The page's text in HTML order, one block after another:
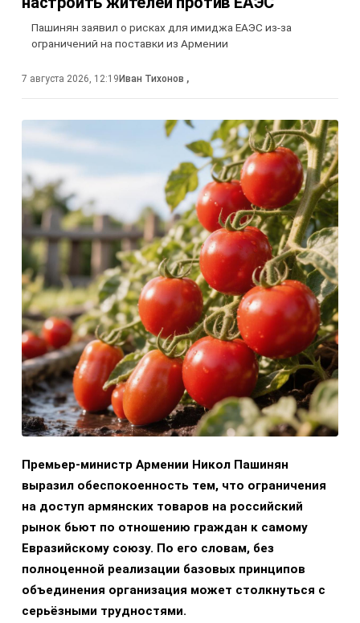
Пашинян заявил о рисках для имиджа ЕАЭС из-за
ограничений на поставки из Армении
7 августа 2026, 12:19Иван Тихонов ,
Премьер-министр Армении Никол Пашинян
выразил обеспокоенность тем, что ограничения
на доступ армянских товаров на российский
рынок бьют по отношению граждан к самому
Евразийскому союзу. По его словам, без
полноценной реализации базовых принципов
объединения организация может столкнуться с
серьёзными трудностями.